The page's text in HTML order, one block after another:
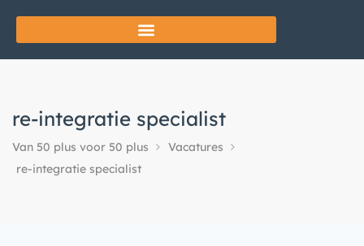
re-integratie specialist
Van 50 plus voor 50 plus
Vacatures
re-integratie specialist